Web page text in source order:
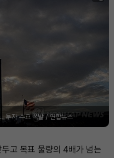
투자 수요 폭발 / 연합뉴스
고 목표 물량의 4배가 넘는